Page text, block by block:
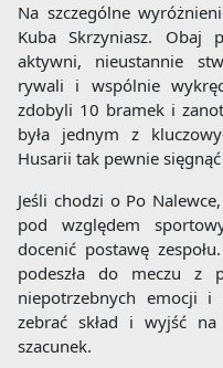
Na szczególne
Kuba Skrzyniasz. Obaj
aktywni, nieustannie
rywali i wspólnie
zdobyli 10 bramek i
była jednym z
Husarii tak pewnie
Jeśli chodzi o Po
pod względem
docenić postawę
podeszła do meczu z
niepotrzebnych emocji
zebrać skład i wyjść
szacunek.